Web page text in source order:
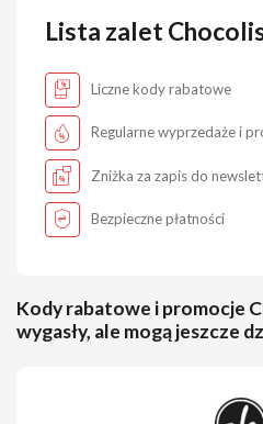
Lista zalet
Liczne kody rabatowe
Regularne wyprzedaże i
Zniżka za zapis do
Bezpieczne płatności
Kody rabatowe i promocje
wygasły, ale mogą jeszcze